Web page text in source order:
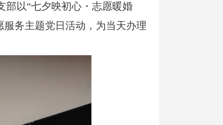
部以“七夕映初心・志愿暖婚
务主题党日活动，为当天办理